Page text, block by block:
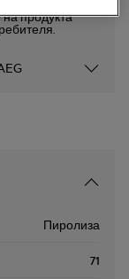
продукта
Пиролиза
71